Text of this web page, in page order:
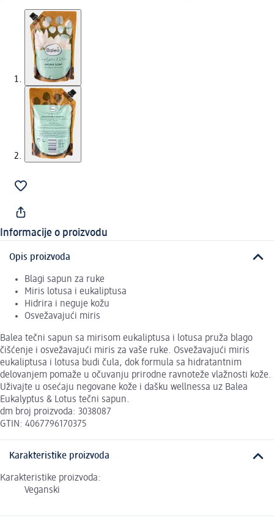
Informacije o proizvodu
Opis proizvoda
Blagi sapun za ruke
Miris lotusa i eukaliptusa
Hidrira i neguje kožu
Osvežavajući miris
Balea tečni sapun sa mirisom eukaliptusa i lotusa pruža blago
čišćenje i osvežavajući miris za vaše ruke. Osvežavajući miris
eukaliptusa i lotusa budi čula, dok formula sa hidratantnim
delovanjem pomaže u očuvanju prirodne ravnoteže vlažnosti kože.
Uživajte u osećaju negovane kože i dašku wellnessa uz Balea
Eukalyptus & Lotus tečni sapun.
dm broj proizvoda: 3038087
GTIN: 4067796170375
Karakteristike proizvoda
Karakteristike proizvoda:
Veganski